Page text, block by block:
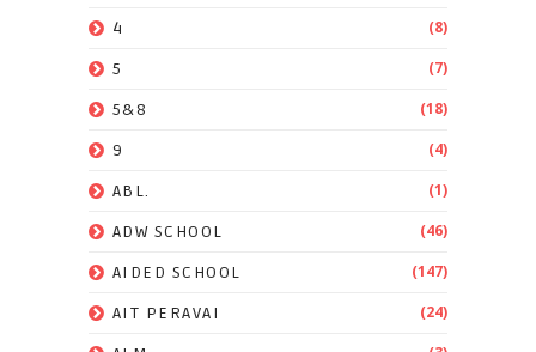
4 (8)
5 (7)
5&8 (18)
9 (4)
ABL. (1)
ADW SCHOOL (46)
AIDED SCHOOL (147)
AIT PERAVAI (24)